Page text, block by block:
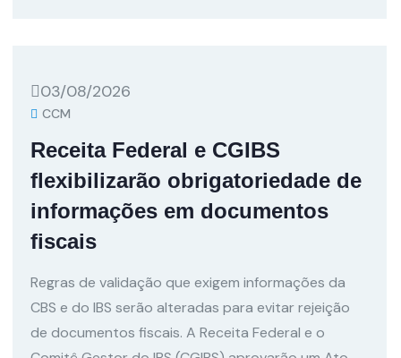
03/08/2026
CCM
Receita Federal e CGIBS
flexibilizarão obrigatoriedade de
informações em documentos
fiscais
Regras de validação que exigem informações da
CBS e do IBS serão alteradas para evitar rejeição
de documentos fiscais. A Receita Federal e o